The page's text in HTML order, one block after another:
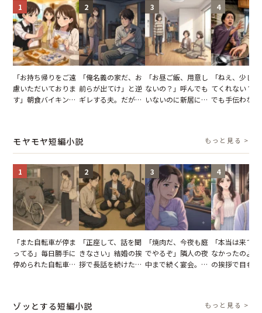
1
「お持ち帰りをご遠
慮いただいておりま
す」朝食バイキング
が一変
2
「俺名義の家だ、お
前らが出てけ」と逆
ギレする夫。だが、
3
「お昼ご飯、用意し
ないの？」呼んでも
いないのに新居にあ
4
「ねえ、少し
てくれない？
でも手伝わな
モヤモヤ短編小説 もっと見る >
1
「また自転車が停ま
ってる」毎日勝手に
停められた自転車。
2
「正座して、話を聞
きなさい」結婚の挨
拶で長話を続けた義
3
「焼肉だ、今夜も庭
でやるぞ」隣人の夜
中まで続く宴会。我
4
「本当は来て
なかったのよ
の挨拶で目も
ゾッとする短編小説 もっと見る >